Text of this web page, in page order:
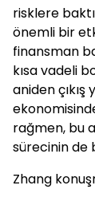
risklere
önemli bir
finansman
kısa vadeli
aniden
rağmen, bu
sürecinin de
Zhang